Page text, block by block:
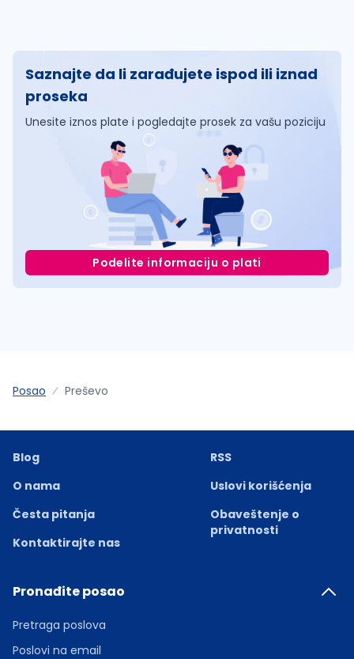
Saznajte da li zarađujete ispod ili iznad
proseka
Unesite iznos plate i pogledajte prosek za vašu poziciju
Podelite informaciju o plati
Posao Preševo
Blog
O nama
Česta pitanja
Kontaktirajte nas
RSS
Uslovi korišćenja
Obaveštenje o
privatnosti
Pronađite posao
Pretraga poslova
Poslovi na email